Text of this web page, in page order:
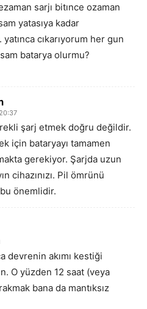
sarjı bitınce ozaman
yatasıya kadar
yatınca cıkarıyorum her gun
batarya olurmu?
şarj etmek doğru değildir.
için bataryayı tamamen
gerekiyor. Şarjda uzun
cihazınızı. Pil ömrünü
önemlidir.
devrenin akımı kestiği
O yüzden 12 saat (veya
bana da mantıksız